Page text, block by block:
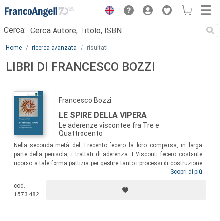
Menu
Cerca:
Main content
Home ricerca avanzata risultati
LIBRI DI FRANCESCO BOZZI
Francesco Bozzi
LE SPIRE DELLA VIPERA
Le aderenze viscontee fra Tre e
Quattrocento
Nella seconda metà del Trecento fecero la loro comparsa, in larga
parte della penisola, i trattati di aderenza. I Visconti fecero costante
ricorso a tale forma pattizia per gestire tanto i processi di costruzione
statale, quanto le relazioni interstatali. Lo studio sull’aderenza nella
al legame dai signori di Milano, e consente di analizzare temi nodali
come il processo di costruzione statale, la nascita e lo sviluppo delle
Scopri di più
cod.
1573.482